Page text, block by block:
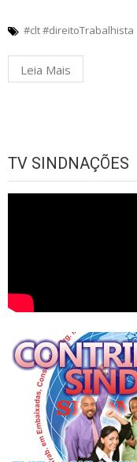
#clt #direitoTrabalhista
Leia Mais
TV SINDNAÇÕES